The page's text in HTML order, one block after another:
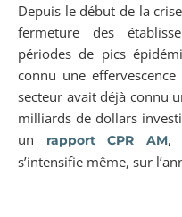
Depuis le début de la
fermeture des
périodes de pics
connu une
secteur avait déjà connu
milliards de dollars
un
rapport CPR AM,
s’intensifie même, sur